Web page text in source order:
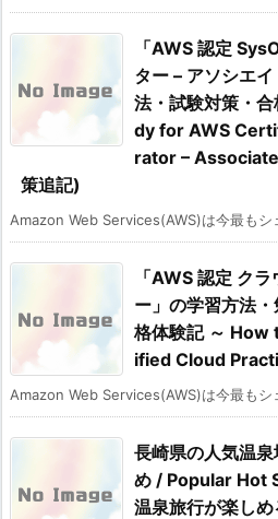
「AWS 認定
ター – アソシエ
法・試験対策・
dy for AWS
rator –
策追記)
Amazon Web Services(AWS)は今最もシ
「AWS 認定 ク
ー」の学習方法
格体験記 ～
ified Cloud
Amazon Web Services(AWS)は今最もシ
長崎県の人気温
め / Popular Hot
温泉旅行が楽し